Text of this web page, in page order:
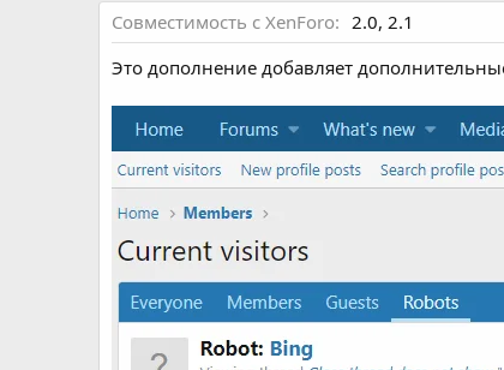
р
с
о
з
д
и
я
Совместимость с XenForo 2.0 2.1
Это дополнение добавляет